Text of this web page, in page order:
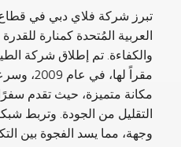
تبرز شركة فلاي دبي في قطاع
العربية المُتحدة كمنارة
والكفاءة. تم إطلاق شركة
مقراً
مكانة متميزة، حيث تقدم
وجهة، مما يسد الفجوة بين